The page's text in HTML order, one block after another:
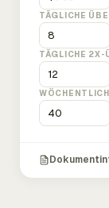
TÄGLICHE
TÄGLICHE 2X-